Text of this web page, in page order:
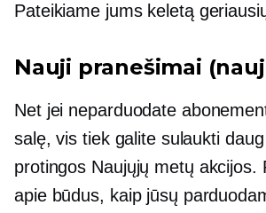
Pateikiame jums keletą
Nauji pranešimai
Net jei neparduodate
salę, vis tiek galite sulaukti
protingos Naujųjų metų akcijos.
apie būdus, kaip jūsų